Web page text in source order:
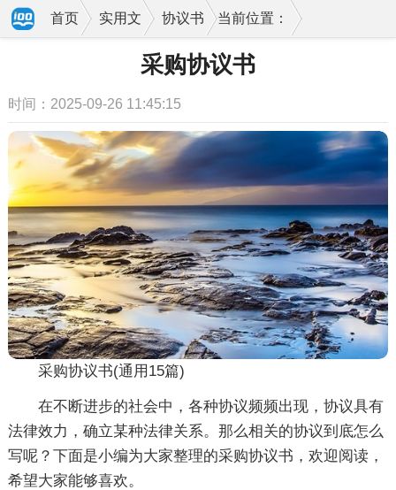
当前位置：
首页 实用文 协议书
采购协议书
时间：2025-09-26 11:45:15
采购协议书(通用15篇)
在不断进步的社会中，各种协议频频出现，协议具有
法律效力，确立某种法律关系。那么相关的协议到底怎么
写呢？下面是小编为大家整理的采购协议书，欢迎阅读，
希望大家能够喜欢。